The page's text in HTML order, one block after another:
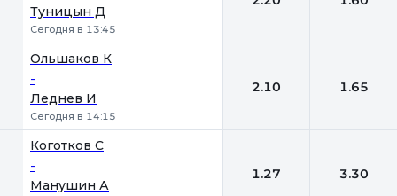
Туницын Д
Сегодня в 13:45
Ольшаков К
-
Леднев И
Сегодня в 14:15
2.10 1.65
Коготков С
-
Манушин А
1.27 3.30